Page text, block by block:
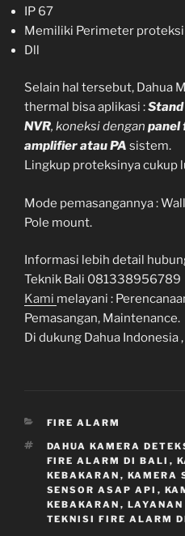
IP 67
Memiliki Perimeter proteksi
Dll
Selain hal tersebut, Dahua
thermal bisa aplikasi :Stand
NVR, koneksi dengan panel
amplifier atau PA sistem.
Lingkup proteksinya cukup
Mode pemasangannya :
Pole mount.
Informasi lebih detail
Teknik Bali 081338956789
Kami melayani :
Pemasangan, Maintenance.
Di dukung Dahua Indonesia
CATEGORIES
FIRE ALARM
TAGS
DAHUA KAMERA
FIRE ALARM DI BALI ,
KEBAKARAN , KAMERA
SENSOR ASAP API ,
KEBAKARAN , LAYANAN
TEKNISI FIRE ALARM